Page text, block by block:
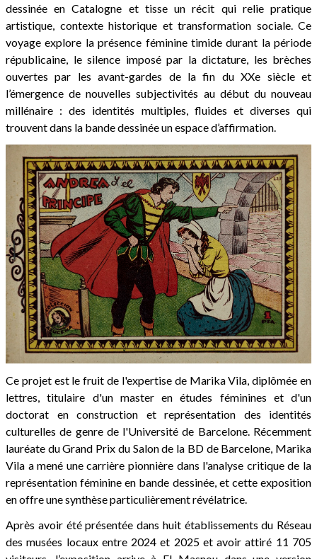
dessinée en Catalogne et tisse un récit qui relie pratique
artistique, contexte historique et transformation sociale. Ce
voyage explore la présence féminine timide durant la période
républicaine, le silence imposé par la dictature, les brèches
ouvertes par les avant-gardes de la fin du XXe siècle et
l’émergence de nouvelles subjectivités au début du nouveau
millénaire : des identités multiples, fluides et diverses qui
trouvent dans la bande dessinée un espace d’affirmation.
Ce projet est le fruit de l'expertise de Marika Vila, diplômée en
lettres, titulaire d'un master en études féminines et d'un
doctorat en construction et représentation des identités
culturelles de genre de l'Université de Barcelone. Récemment
lauréate du Grand Prix du Salon de la BD de Barcelone, Marika
Vila a mené une carrière pionnière dans l'analyse critique de la
représentation féminine en bande dessinée, et cette exposition
en offre une synthèse particulièrement révélatrice.
Après avoir été présentée dans huit établissements du Réseau
des musées locaux entre 2024 et 2025 et avoir attiré 11 705